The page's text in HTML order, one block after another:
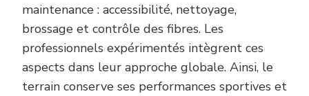
maintenance : accessibilité, nettoyage,
brossage et contrôle des fibres. Les
professionnels expérimentés intègrent ces
aspects dans leur approche globale. Ainsi, le
terrain conserve ses performances sportives et